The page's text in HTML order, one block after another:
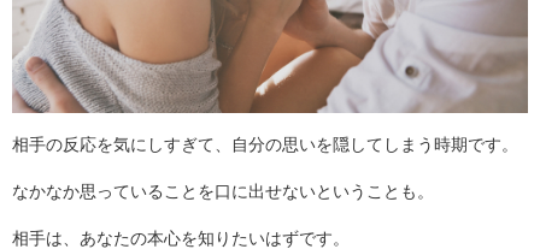
相手の反応を気にしすぎて、自分の思いを隠してしまう時期です。
なかなか思っていることを口に出せないということも。
相手は、あなたの本心を知りたいはずです。